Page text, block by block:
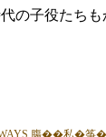
の子役たちも